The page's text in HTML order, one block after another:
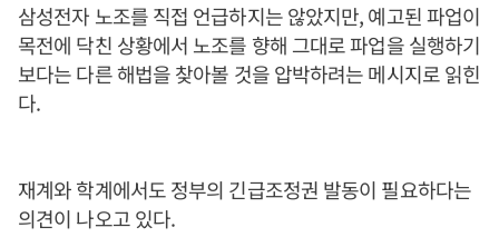
삼성전자 노조를 직접 언급하지는 않았지만, 예고된 파업이
목전에 닥친 상황에서 노조를 향해 그대로 파업을 실행하기
보다는 다른 해법을 찾아볼 것을 압박하려는 메시지로 읽힌
다.
재계와 학계에서도 정부의 긴급조정권 발동이 필요하다는
의견이 나오고 있다.